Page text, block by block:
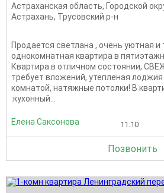
Астраханская область, Городской
Астрахань, Трусовский р-н
Продается светлана , очень уютная и
однокомнатная квартира в
Квартира в отличном состоянии,
требует вложений, утепленая
комнатой, натяжные потолки! В
:кухонный...
Елена Саксонова 11.10
Позвонить